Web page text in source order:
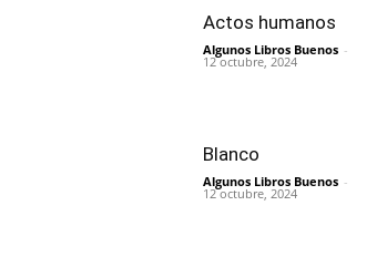
Actos humanos
Algunos Libros Buenos -
12 octubre, 2024
Blanco
Algunos Libros Buenos -
12 octubre, 2024